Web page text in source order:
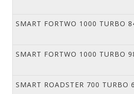
SMART FORTWO 1000 TURBO
SMART FORTWO 1000 TURBO
SMART ROADSTER 700 TURBO